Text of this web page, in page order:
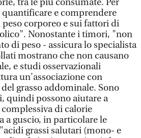
tra le più consumate. Per
e comprendere
corporeo e sui fattori di
Nonostante i timori, "non
di peso - assicura lo specialista
mostrano che non causano
e studi osservazionali
un'associazione con
grasso addominale. Sono
quindi possono aiutare a
di calorie
a guscio, in particolare le
grassi salutari (mono- e